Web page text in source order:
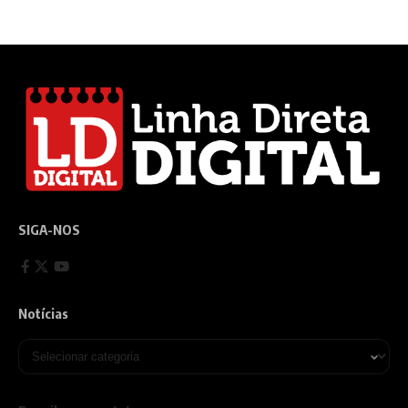
SIGA-NOS
Notícias